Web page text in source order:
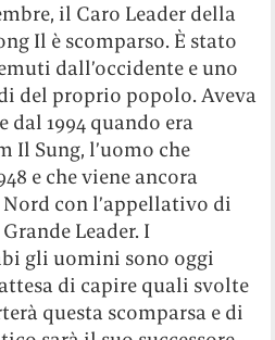
il Caro Leader della
Il è scomparso. È stato
dall’occidente e uno
del proprio popolo. Aveva
dal 1994 quando era
Il Sung, l’uomo che
e che viene ancora
con l’appellativo di
Leader. I
gli uomini sono oggi
di capire quali svolte
questa scomparsa e di